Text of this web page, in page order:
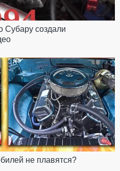
Субару создали
не плавятся?